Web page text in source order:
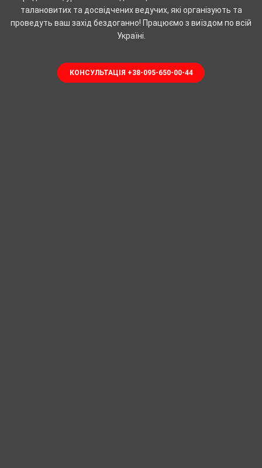
талановитих та досвідчених ведучих, які організують та
проведуть ваш захід бездоганно! Працюємо з виїздом по всій
Україні.
КОНСУЛЬТАЦІЯ +38-095-650-00-44